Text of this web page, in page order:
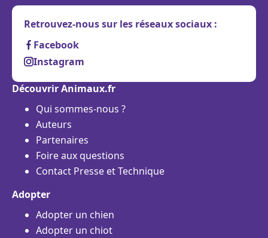
Retrouvez-nous sur les réseaux sociaux :
Facebook
Instagram
Découvrir Animaux.fr
Qui sommes-nous ?
Auteurs
Partenaires
Foire aux questions
Contact Presse et Technique
Adopter
Adopter un chien
Adopter un chiot